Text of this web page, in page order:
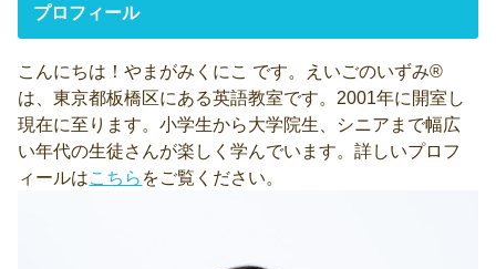
プロフィール
こんにちは！やまがみくにこ です。えいごのいずみ®
は、東京都板橋区にある英語教室です。2001年に開室し
現在に至ります。小学生から大学院生、シニアまで幅広
い年代の生徒さんが楽しく学んでいます。詳しいプロフ
ィールはこちら をご覧ください。